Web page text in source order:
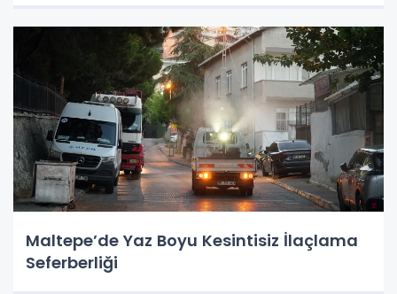
Maltepe’de Yaz Boyu Kesintisiz İlaçlama
Seferberliği